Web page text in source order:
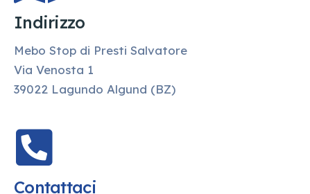
Indirizzo
Mebo Stop di Presti Salvatore
Via Venosta 1
39022 Lagundo Algund (BZ)
Contattaci